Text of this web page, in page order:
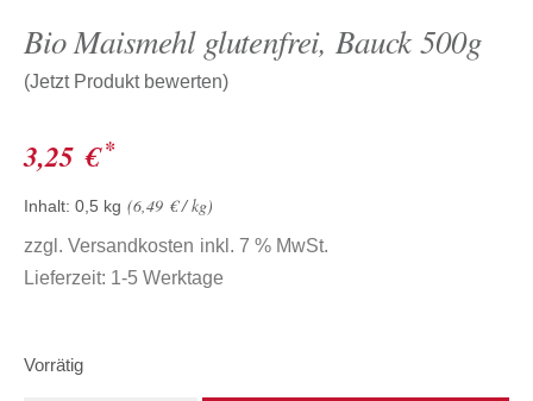
Bio Maismehl glutenfrei, Bauck 500g
(Jetzt Produkt bewerten)
3,25 € *
Inhalt: 0,5 kg 6,49 €/kg
zzgl. Versandkosten inkl. 7 % MwSt.
Lieferzeit: 1-5 Werktage
Vorrätig